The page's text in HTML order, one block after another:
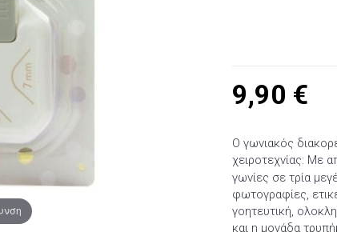
9,90 €
Ο γωνιακός
χειροτεχνίας: Με
γωνίες σε τρία
φωτογραφίες,
γοητευτική,
και η μονάδα